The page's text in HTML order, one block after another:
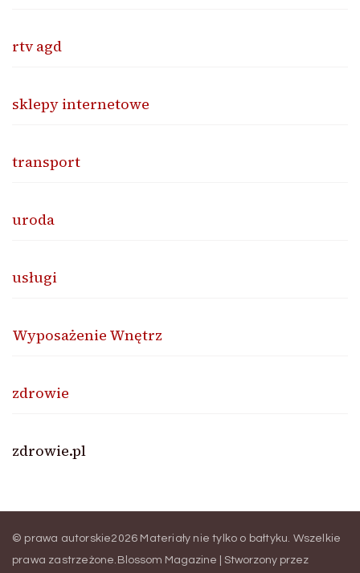
rtv agd
sklepy internetowe
transport
uroda
usługi
Wyposażenie Wnętrz
zdrowie
zdrowie.pl
© prawa autorskie2026 Materiały nie tylko o bałtyku. Wszelkie
prawa zastrzeżone. Blossom Magazine | Stworzony przez